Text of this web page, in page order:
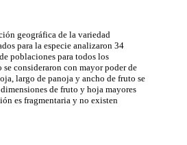
geográfica de la variedad
para la especie analizaron 34
poblaciones para todos los
consideraron con mayor poder de
largo de panoja y ancho de fruto se
de fruto y hoja mayores
es fragmentaria y no existen